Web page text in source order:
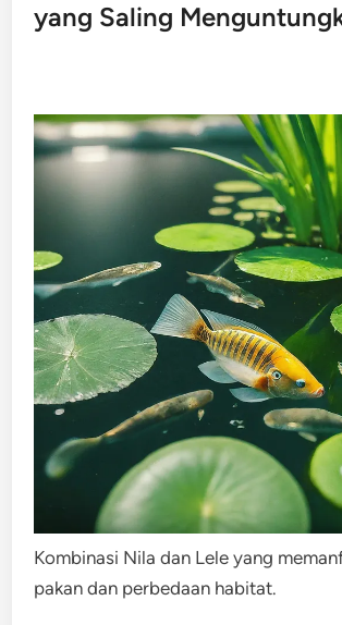
yang Saling
Kombinasi Nila dan Lele yang
pakan dan perbedaan habitat.